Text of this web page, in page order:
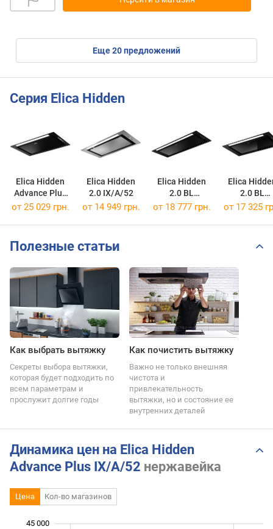
eще20предложений
Серия Elica Hidden
Elica Hidden
Advance Plus
BLGL/A/52
Elica Hidden
2.0 IX/A/52
Elica Hidden
2.0 BL
MAT/A/72
Elica
2.0 BL
MAT/A/52
от 25 029 грн. от 14 949 грн. от 18 777 грн. от 17 325
Полезные статьи
Как выбрать вытяжку
Секреты выбора вытяжки,
которая будет подходить по
всем параметрам и
прослужит долгие годы
Как почистить вытяжку
Важно не только внешняя
чистота и
привлекательность
вытяжки, но и состояние ее
внутренних деталей
Динамика цен на Elica Hidden
Advance Plus IX/A/52 нержавейка
Цена Кол-во магазинов
45 000